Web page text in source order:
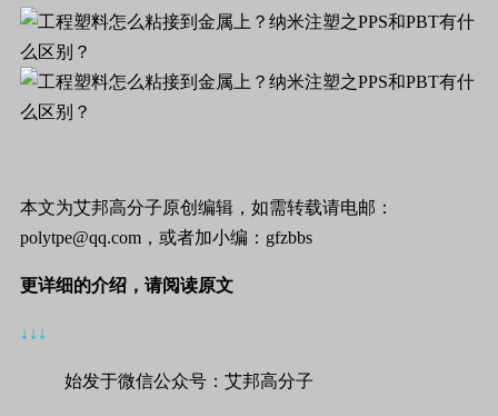
本文为艾邦高分子原创编辑，如需转载请电邮：
polytpe@qq.com，或者加小编：gfzbbs
更详细的介绍，请阅读原文
↓↓↓
始发于微信公众号：艾邦高分子